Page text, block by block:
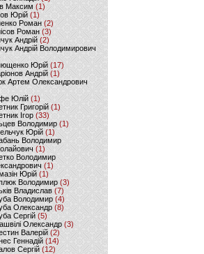
Максим(1)
Юрій (1)
Роман (2)
Роман (3)
Андрій(2)
Андрій Володимирович
Юрій (17)
Андрій (1)
Артем Олександрович
Юлій (1)
Григорій(1)
Ігор (33)
Володимир(1)
Юрій (1)
Володимир
(1)
Володимир
(1)
Юрій(1)
Володимир(3)
Владислав (7)
Володимир (4)
Олександр (8)
Сергій (5)
Олександр(3)
Валерій(2)
Геннадій (14)
Сергій (12)